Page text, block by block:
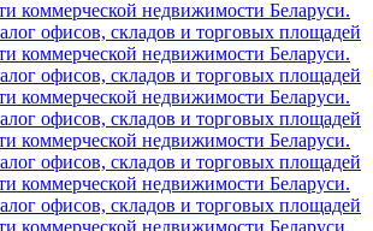
коммерческой недвижимости Беларуси.
офисов, складов и торговых площадей
коммерческой недвижимости Беларуси.
офисов, складов и торговых площадей
коммерческой недвижимости Беларуси.
офисов, складов и торговых площадей
коммерческой недвижимости Беларуси.
офисов, складов и торговых площадей
коммерческой недвижимости Беларуси.
офисов, складов и торговых площадей
коммерческой недвижимости Беларуси.